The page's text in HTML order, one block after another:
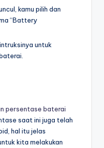
kamu pilih dan
“Battery
untuk
persentase baterai
saat ini juga telah
hal itu jelas
kita melakukan